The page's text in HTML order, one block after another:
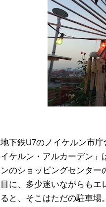
地下鉄U7のノイケルン市
イケルン・アルカーデン」
ンのショッピングセンタ
目に、多少迷いながらもエ
ると、そこはただの駐車場